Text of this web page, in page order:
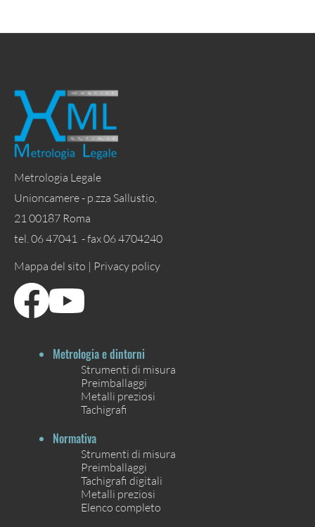
Metrologia Legale
Unioncamere - p.zza Sallustio,
21 00187 Roma
tel. 06 47041 - fax 06 4704240
Mappa del sito | Privacy policy
Metrologia e dintorni
Strumenti di misura
Preimballaggi
Metalli preziosi
Tachigrafi
Normativa
Strumenti di misura
Preimballaggi
Tachigrafi digitali
Metalli preziosi
Elenco completo